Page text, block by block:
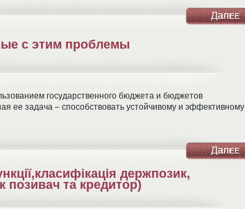
с этим проблемы
государственного бюджета и бюджетов
ее задача – способствовать устойчивому и эффективному
держпозик,
позивач та кредитор)